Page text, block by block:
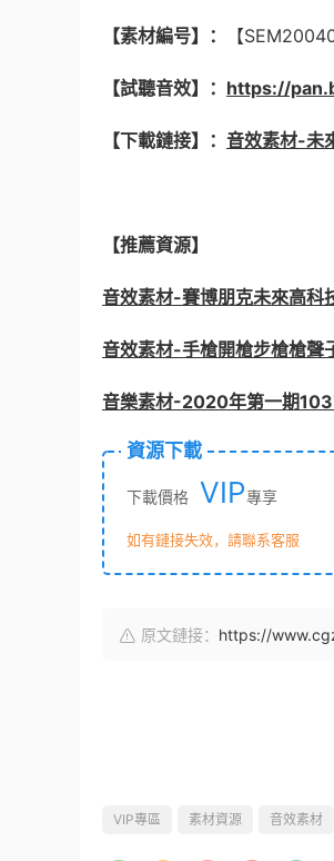
【素材編号】： 【
【試聽音效】： https://
【下載鏈接】： 音效素材-未
【推薦資源】
音效素材-賽博朋克未來高科
音效素材-手槍開槍步槍槍聲
音樂素材-2020年第一期
資源下載
下載價格 VIP專享
如有鏈接失效，請聯系客服
原文鏈接： https://
VIP專區 素材資源 音效素材